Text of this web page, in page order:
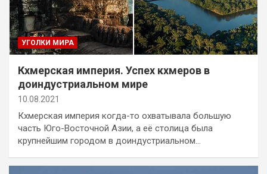
УГОЛКИ МИРА
Кхмерская империя. Успех кхмеров в
доиндустриальном мире
10.08.2021
Кхмерская империя когда-то охватывала большую
часть Юго-Восточной Азии, а её столица была
крупнейшим городом в доиндустриальном…